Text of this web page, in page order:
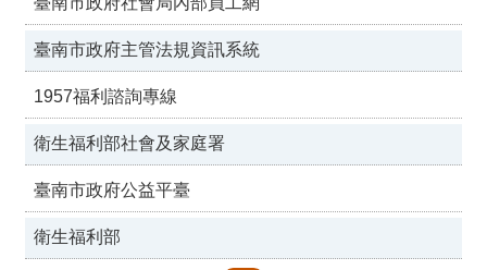
臺南市政府主管法規資訊系統
1957福利諮詢專線
衛生福利部社會及家庭署
臺南市政府公益平臺
衛生福利部